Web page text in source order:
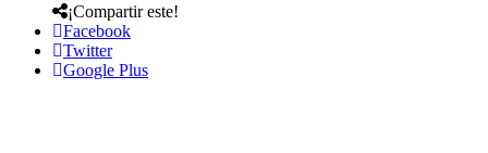
¡Compartir este!
Facebook
Twitter
Google Plus